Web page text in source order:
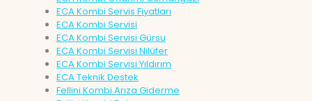
ECA Kombi Servis Fiyatları
ECA Kombi Servisi
ECA Kombi Servisi Gürsu
ECA Kombi Servisi Nilüfer
ECA Kombi Servisi Yıldırım
ECA Teknik Destek
Fellini Kombi Arıza Giderme